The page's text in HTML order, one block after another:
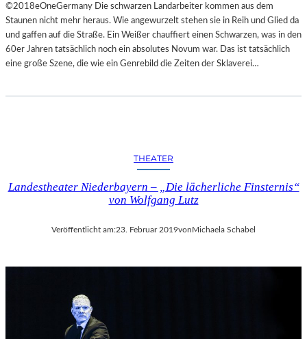
©2018eOneGermany Die schwarzen Landarbeiter kommen aus dem
Staunen nicht mehr heraus. Wie angewurzelt stehen sie in Reih und Glied da
und gaffen auf die Straße. Ein Weißer chauffiert einen Schwarzen, was in den
60er Jahren tatsächlich noch ein absolutes Novum war. Das ist tatsächlich
eine große Szene, die wie ein Genrebild die Zeiten der Sklaverei…
THEATER
Landestheater Niederbayern – „Die lächerliche Finsternis“
von Wolfgang Lutz
Veröffentlicht am:23. Februar 2019vonMichaela Schabel